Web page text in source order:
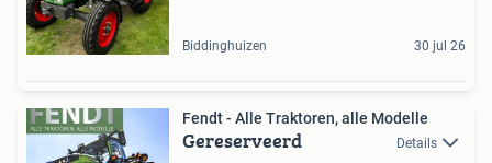
Biddinghuizen 30 jul 26
Fendt - Alle Traktoren, alle Modelle
Gereserveerd Details